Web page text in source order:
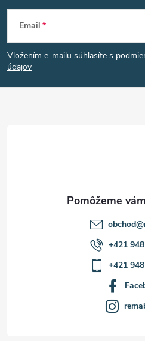
Z
á
p
Email
Vložením e-mailu súhlasíte s
údajov
obchod@
+421
+421